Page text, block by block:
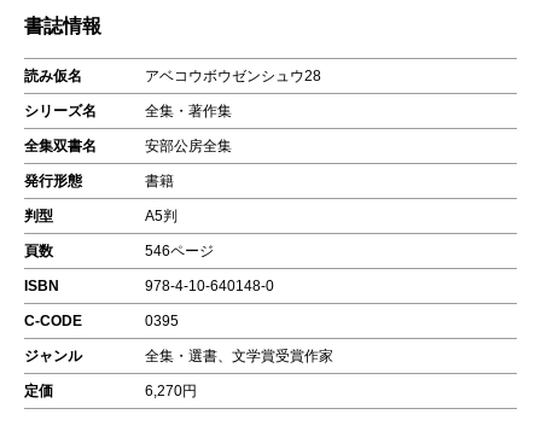
書誌情報
読み仮名 アベコウボウゼンシュウ28
シリーズ名 全集・著作集
全集双書名 安部公房全集
発行形態 書籍
判型 A5判
頁数 546ページ
ISBN 978-4-10-640148-0
C-CODE 0395
ジャンル 全集・選書、文学賞受賞作家
定価 6,270円